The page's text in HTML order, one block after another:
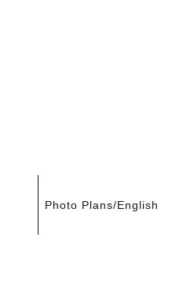
稿
Photo Plans/English